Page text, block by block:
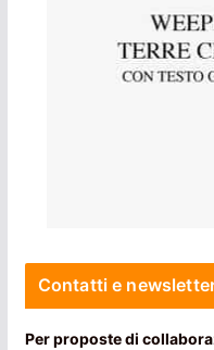
Contatti e
Per proposte di